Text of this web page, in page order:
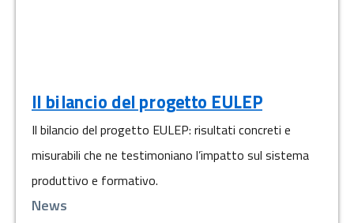
Il bilancio del progetto EULEP
Il bilancio del progetto EULEP: risultati concreti e
misurabili che ne testimoniano l’impatto sul sistema
produttivo e formativo.
News